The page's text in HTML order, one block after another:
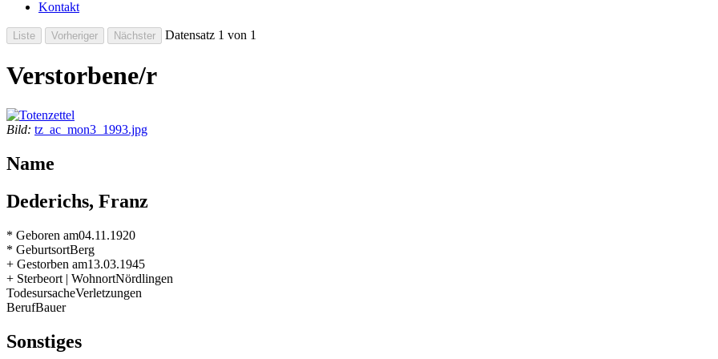
Kontakt
Datensatz 1 von 1
Verstorbene/r
Bild: tz_ac_mon3_1993.jpg
Name
Dederichs, Franz
* Geboren am04.11.1920
* GeburtsortBerg
+ Gestorben am13.03.1945
+ Sterbeort | WohnortNördlingen
TodesursacheVerletzungen
BerufBauer
Sonstiges